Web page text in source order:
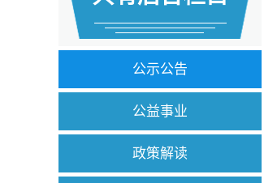
公示公告
公益事业
政策解读